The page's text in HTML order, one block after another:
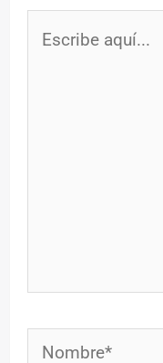
Nombre*